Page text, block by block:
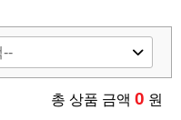
총 상품 금액 0 원